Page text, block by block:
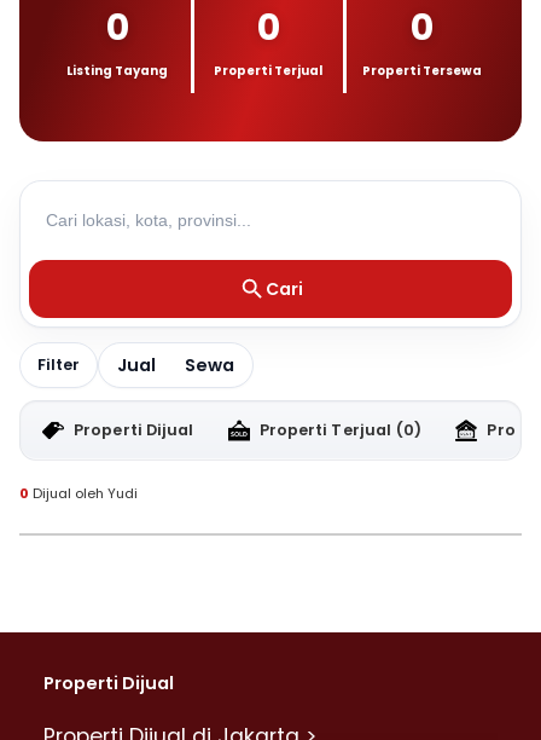
0
Listing Tayang
0
Properti Terjual
0
Properti Tersewa
Cari
Filter Jual Sewa
Properti Dijual Properti Terjual (0)
0 Dijual oleh Yudi
Properti Dijual